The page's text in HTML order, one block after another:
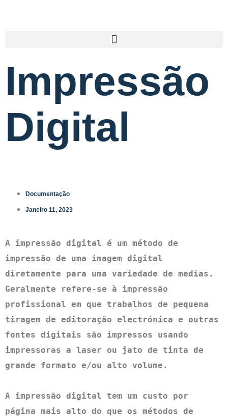
Impressão
Digital
Documentação
Janeiro 11, 2023
A impressão digital é um método de
impressão de uma imagem digital
diretamente para uma variedade de medias.
Geralmente refere-se à impressão
profissional em que trabalhos de pequena
tiragem de editoração electrónica e outras
fontes digitais são impressos usando
impressoras a laser ou jato de tinta de
grande formato e/ou alto volume.
A impressão digital tem um custo por
página mais alto do que os métodos de